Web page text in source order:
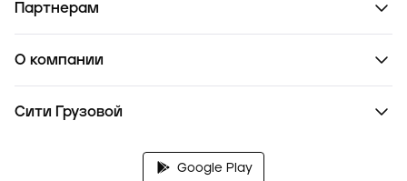
Партнерам
О компании
Сити Грузовой
Google Play